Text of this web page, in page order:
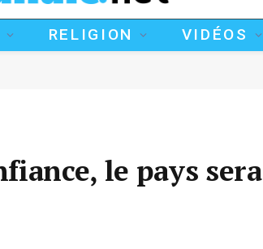
RELIGION VIDÉOS
le pays sera